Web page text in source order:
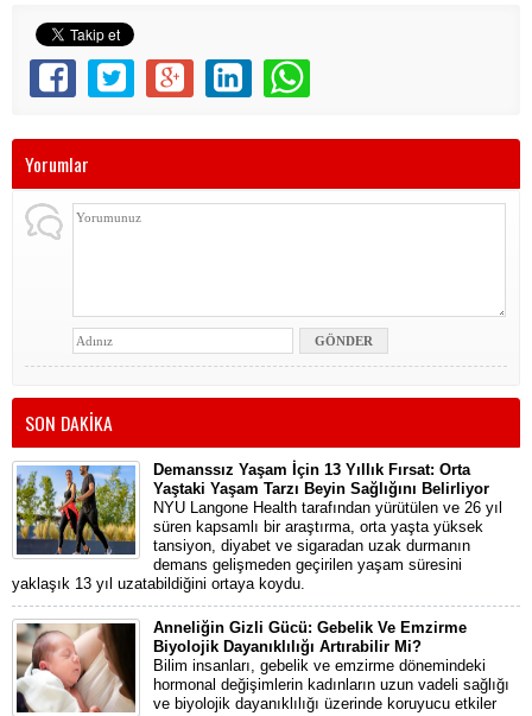
Yorumlar
SON DAKİKA
Demanssız Yaşam İçin 13 Yıllık Fırsat: Orta
Yaştaki Yaşam Tarzı Beyin Sağlığını Belirliyor
NYU Langone Health tarafından yürütülen ve 26 yıl
süren kapsamlı bir araştırma, orta yaşta yüksek
tansiyon, diyabet ve sigaradan uzak durmanın
demans gelişmeden geçirilen yaşam süresini
yaklaşık 13 yıl uzatabildiğini ortaya koydu.
Anneliğin Gizli Gücü: Gebelik Ve Emzirme
Biyolojik Dayanıklılığı Artırabilir Mi?
Bilim insanları, gebelik ve emzirme dönemindeki
hormonal değişimlerin kadınların uzun vadeli sağlığı
ve biyolojik dayanıklılığı üzerinde koruyucu etkiler